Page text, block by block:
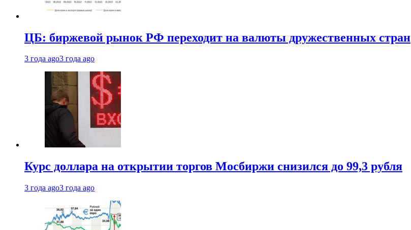
ЦБ: биржевой рынок РФ переходит на валюты дружественных стран
3 года ago3 года ago
Курс доллара на открытии торгов Мосбиржи снизился до 99,3 рубля
3 года ago3 года ago